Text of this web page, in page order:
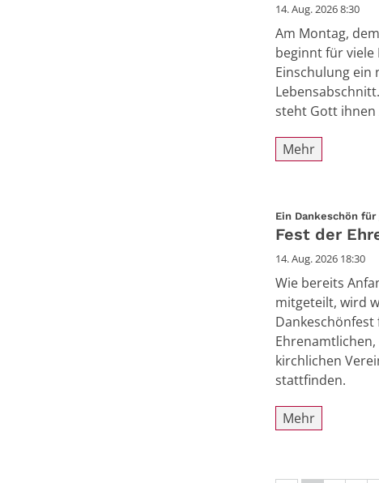
14. Aug. 2026 8:30
Am Montag,
beginnt für
Einschulung ein
steht Gott ihnen
Mehr
Ein Dankeschön
Fest der
14. Aug. 2026 18:30
Wie bereits
mitgeteilt, wird
Dankeschönfest
kirchlichen
stattfinden.
Mehr